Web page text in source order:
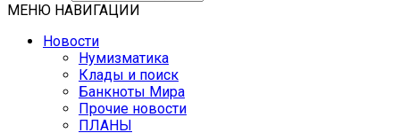
МЕНЮ НАВИГАЦИИ
Новости
Нумизматика
Клады и поиск
Банкноты Мира
Прочие новости
ПЛАНЫ